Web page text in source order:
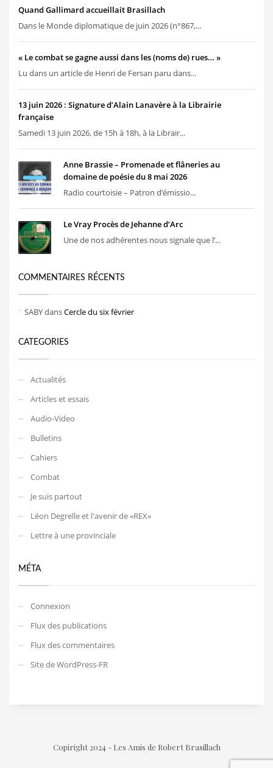
Quand Gallimard accueillait Brasillach
Dans le Monde diplomatique de juin 2026 (n°867,...
« Le combat se gagne aussi dans les (noms de) rues… »
Lu dans un article de Henri de Fersan paru dans...
13 juin 2026 : Signature d’Alain Lanavère à la Librairie
française
Samedi 13 juin 2026, de 15h à 18h, à la Librair...
Anne Brassie – Promenade et flâneries au
domaine de poésie du 8 mai 2026
Radio courtoisie – Patron d’émissio...
Le Vray Procès de Jehanne d’Arc
Une de nos adhérentes nous signale que l’...
COMMENTAIRES RÉCENTS
SABYdansCercle du six février
CATEGORIES
Actualités
Articles et essais
Audio-Video
Bulletins
Cahiers
Combat
Je suis partout
Léon Degrelle et l'avenir de «REX»
Lettre à une provinciale
MÉTA
Connexion
Flux des publications
Flux des commentaires
Site de WordPress-FR
Copiright 2024 - Les Amis de Robert Brasillach